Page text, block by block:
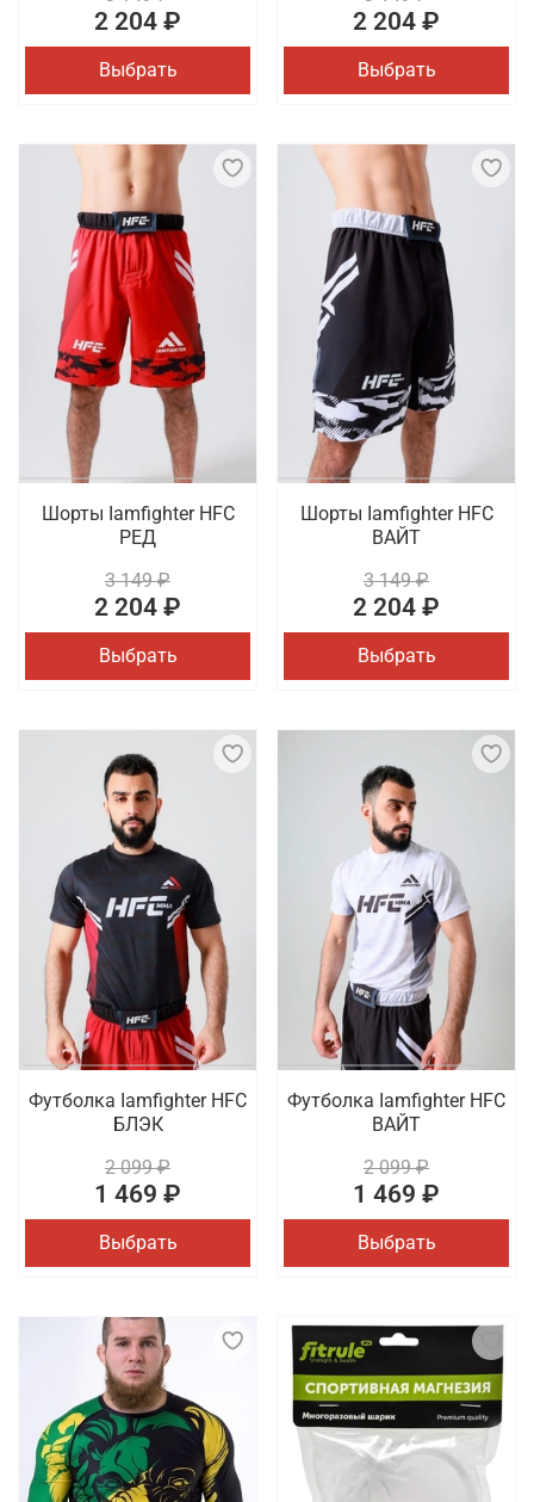
2 204 ₽
Выбрать
2 204 ₽
Выбрать
Шорты Iamfighter HFC
РЕД
3 149 ₽
2 204 ₽
Выбрать
Шорты Iamfighter HFC
ВАЙТ
3 149 ₽
2 204 ₽
Выбрать
Футболка Iamfighter HFC
БЛЭК
2 099 ₽
1 469 ₽
Выбрать
Футболка Iamfighter HFC
ВАЙТ
2 099 ₽
1 469 ₽
Выбрать